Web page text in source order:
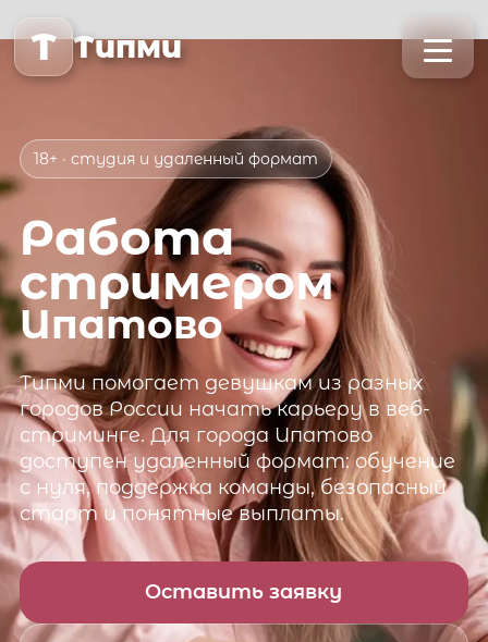
T Типми
18+ · студия и удаленный формат
Работа
стримером
Ипатово
Типмипомогает девушкам из разных
городов России начать карьеру в веб-
стриминге. Для города Ипатово
доступен удаленный формат: обучение
с нуля, поддержка команды, безопасный
старт и понятные выплаты.
Оставить заявку